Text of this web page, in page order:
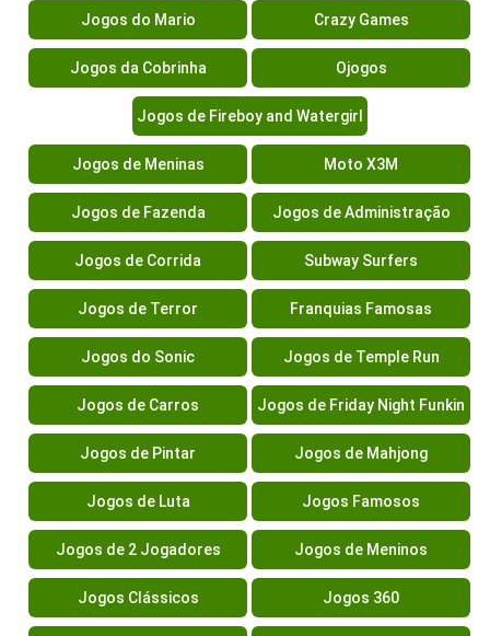
Jogos do Mario Crazy Games
Jogos da Cobrinha Ojogos
Jogos de Fireboy and Watergirl
Jogos de Meninas Moto X3M
Jogos de Fazenda Jogos de Administração
Jogos de Corrida Subway Surfers
Jogos de Terror Franquias Famosas
Jogos do Sonic Jogos de Temple Run
Jogos de Carros Jogos de Friday Night Funkin
Jogos de Pintar Jogos de Mahjong
Jogos de Luta Jogos Famosos
Jogos de 2 Jogadores Jogos de Meninos
Jogos Clássicos Jogos 360